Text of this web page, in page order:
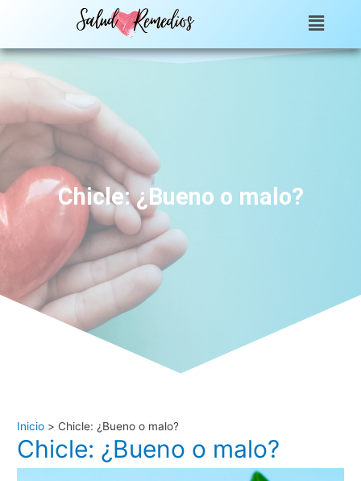
Chicle: ¿Bueno o malo?
Inicio Chicle: ¿Bueno o malo?
Chicle: ¿Bueno o malo?